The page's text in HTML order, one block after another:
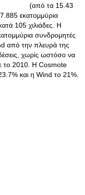
(από τα 15.43
εκατομμύρια
105 χιλιάδες. Η
συνδρομητές
από την πλευρά της
χωρίς ωστόσο να
το 2010. Η Cosmote
και η Wind το 21%.